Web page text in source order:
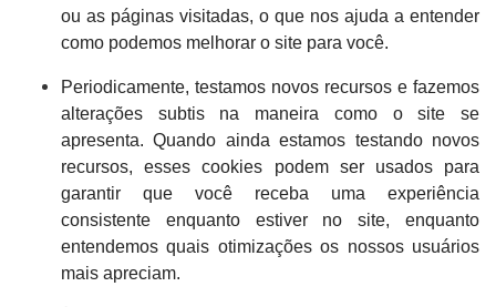
ou as páginas visitadas, o que nos ajuda a entender
como podemos melhorar o site para você.
Periodicamente, testamos novos recursos e fazemos
alterações subtis na maneira como o site se
apresenta. Quando ainda estamos testando novos
recursos, esses cookies podem ser usados ​​para
garantir que você receba uma experiência
consistente enquanto estiver no site, enquanto
entendemos quais otimizações os nossos usuários
mais apreciam.